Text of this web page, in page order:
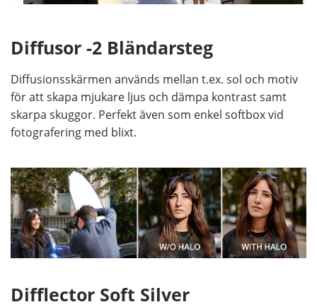
Diffusor -2 Bländarsteg
Diffusionsskärmen används mellan t.ex. sol och motiv
för att skapa mjukare ljus och dämpa kontrast samt
skarpa skuggor. Perfekt även som enkel softbox vid
fotografering med blixt.
Difflector Soft Silver